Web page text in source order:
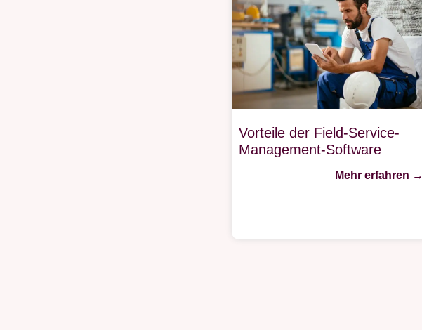
Vorteile der Field-Service-
Management-Software
Mehr erfahren →